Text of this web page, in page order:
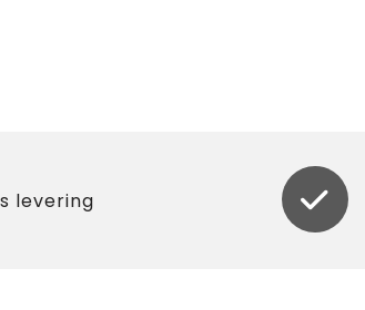
levering